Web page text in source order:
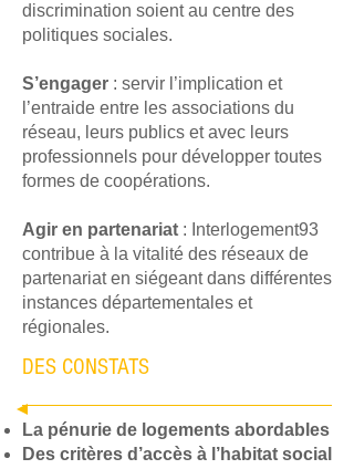
discrimination soient au centre des
politiques sociales.
S’engager : servir l’implication et
l’entraide entre les associations du
réseau, leurs publics et avec leurs
professionnels pour développer toutes
formes de coopérations.
Agir en partenariat : Interlogement93
contribue à la vitalité des réseaux de
partenariat en siégeant dans différentes
instances départementales et
régionales.
DES CONSTATS
La pénurie de logements abordables
Des critères d’accès à l’habitat social